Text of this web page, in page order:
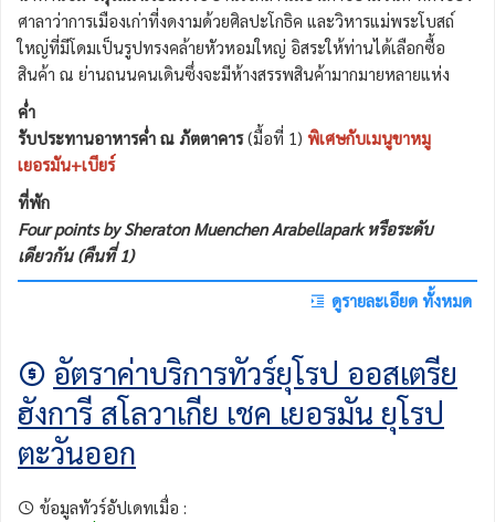
ศาลาว่าการเมืองเก่าที่งดงามด้วยศิลปะโกธิค และวิหารแม่พระโบสถ์
ใหญ่ที่มีโดมเป็นรูปทรงคล้ายหัวหอมใหญ่ อิสระให้ท่านได้เลือกซื้อ
สินค้า ณ ย่านถนนคนเดินซึ่งจะมีห้างสรรพสินค้ามากมายหลายแห่ง
ค่ำ
รับประทานอาหารค่ำ ณ ภัตตาคาร(มื้อที่ 1) พิเศษกับเมนูขาหมู
เยอรมัน+เบียร์
ที่พัก
Four points by Sheraton Muenchen Arabellapark หรือระดับ
เดียวกัน (คืนที่ 1)
ดูรายละเอียด ทั้งหมด
อัตราค่าบริการทัวร์ยุโรป ออสเตรีย
ฮังการี สโลวาเกีย เชค เยอรมัน ยุโรป
ตะวันออก
ข้อมูลทัวร์อัปเดทเมื่อ :